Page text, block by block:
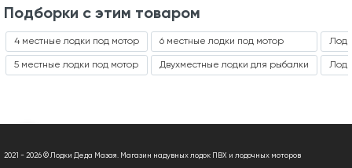
Подборки с этим товаром
4 местные лодки под мотор
5 местные лодки под мотор
6 местные лодки под мотор
Двухместные лодки для рыбалки
2021 - 2026 © Лодки Деда Мазая. Магазин надувных лодок ПВХ и лодочных моторов